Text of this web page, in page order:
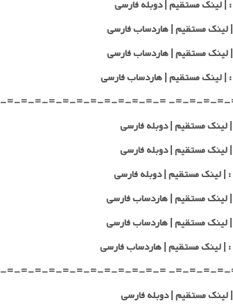
-=-=-=-=-=-=-=-=-=-=- =-=-=-=-=-
-=-=-=-=-=-=-=-=-=-=- =-=-=-=-=-